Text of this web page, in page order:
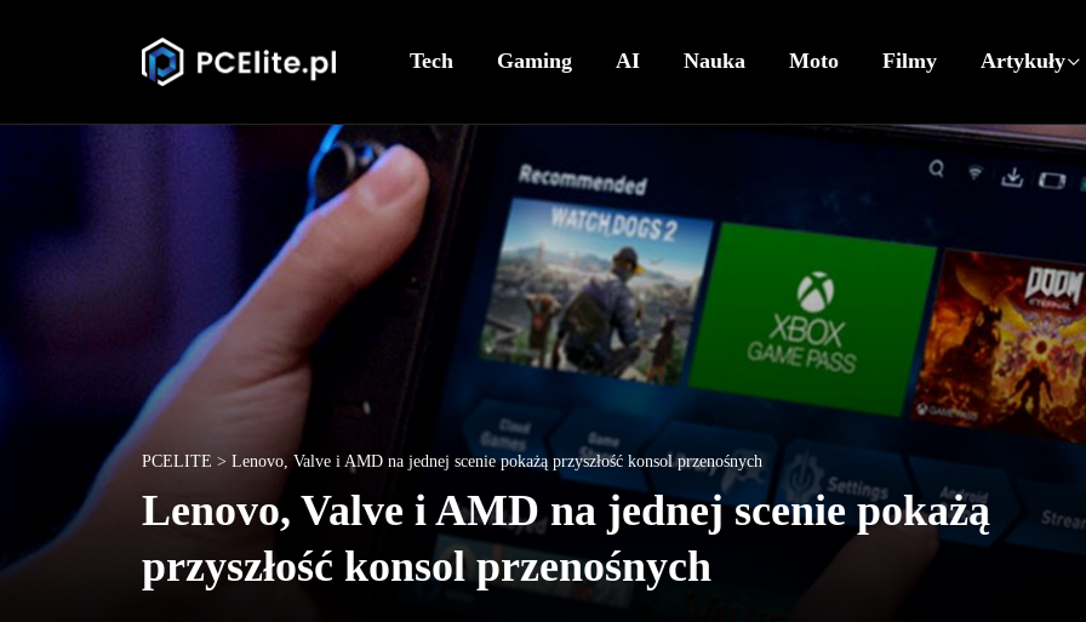
Tech Gaming AI Nauka Moto Filmy Artykuły
PCELITE > Lenovo, Valve i AMD na jednej scenie pokażą przyszłość konsol przenośnych
Lenovo, Valve i AMD na jednej scenie pokażą
przyszłość konsol przenośnych